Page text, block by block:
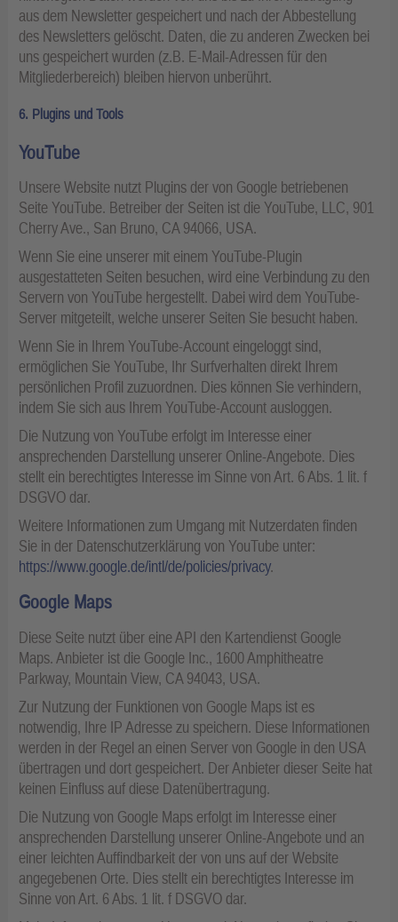
aus dem Newsletter gespeichert und nach der Abbestellung
des Newsletters gelöscht. Daten, die zu anderen Zwecken bei
uns gespeichert wurden (z.B. E-Mail-Adressen für den
Mitgliederbereich) bleiben hiervon unberührt.
6. Plugins und Tools
YouTube
Unsere Website nutzt Plugins der von Google betriebenen
Seite YouTube. Betreiber der Seiten ist die YouTube, LLC, 901
Cherry Ave., San Bruno, CA 94066, USA.
Wenn Sie eine unserer mit einem YouTube-Plugin
ausgestatteten Seiten besuchen, wird eine Verbindung zu den
Servern von YouTube hergestellt. Dabei wird dem YouTube-
Server mitgeteilt, welche unserer Seiten Sie besucht haben.
Wenn Sie in Ihrem YouTube-Account eingeloggt sind,
ermöglichen Sie YouTube, Ihr Surfverhalten direkt Ihrem
persönlichen Profil zuzuordnen. Dies können Sie verhindern,
indem Sie sich aus Ihrem YouTube-Account ausloggen.
Die Nutzung von YouTube erfolgt im Interesse einer
ansprechenden Darstellung unserer Online-Angebote. Dies
stellt ein berechtigtes Interesse im Sinne von Art. 6 Abs. 1 lit. f
DSGVO dar.
Weitere Informationen zum Umgang mit Nutzerdaten finden
Sie in der Datenschutzerklärung von YouTube unter:
https://www.google.de/intl/de/policies/privacy.
Google Maps
Diese Seite nutzt über eine API den Kartendienst Google
Maps. Anbieter ist die Google Inc., 1600 Amphitheatre
Parkway, Mountain View, CA 94043, USA.
Zur Nutzung der Funktionen von Google Maps ist es
notwendig, Ihre IP Adresse zu speichern. Diese Informationen
werden in der Regel an einen Server von Google in den USA
übertragen und dort gespeichert. Der Anbieter dieser Seite hat
keinen Einfluss auf diese Datenübertragung.
Die Nutzung von Google Maps erfolgt im Interesse einer
ansprechenden Darstellung unserer Online-Angebote und an
einer leichten Auffindbarkeit der von uns auf der Website
angegebenen Orte. Dies stellt ein berechtigtes Interesse im
Sinne von Art. 6 Abs. 1 lit. f DSGVO dar.